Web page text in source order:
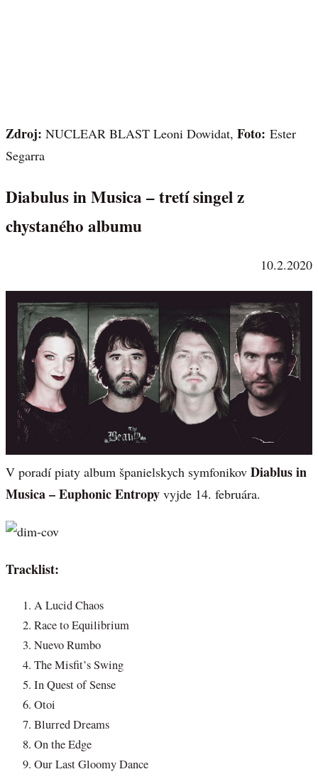
Zdroj: NUCLEAR BLAST Leoni Dowidat, Foto: Ester
Segarra
Diabulus in Musica – tretí singel z
chystaného albumu
10.2.2020
V poradí piaty album španielskych symfonikov Diablus in
Musica – Euphonic Entropy vyjde 14. februára.
Tracklist:
A Lucid Chaos
Race to Equilibrium
Nuevo Rumbo
The Misfit’s Swing
In Quest of Sense
Otoi
Blurred Dreams
On the Edge
Our Last Gloomy Dance